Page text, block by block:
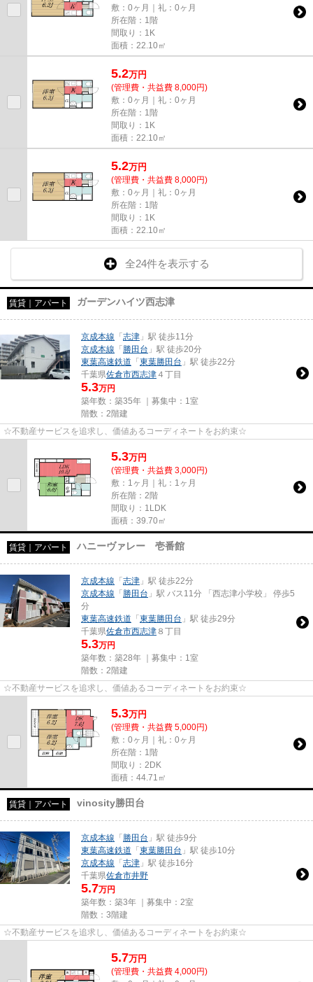
敷：0ヶ月｜礼：0ヶ月
所在階：1階
間取り：1K
面積：22.10㎡
5.2万円
(管理費・共益費 8,000円)
敷：0ヶ月｜礼：0ヶ月
所在階：1階
間取り：1K
面積：22.10㎡
5.2万円
(管理費・共益費 8,000円)
敷：0ヶ月｜礼：0ヶ月
所在階：1階
間取り：1K
面積：22.10㎡
全24件を表示する
賃貸｜アパート ガーデンハイツ西志津
京成本線 「志津 」駅 徒歩11分
京成本線 「勝田台 」駅 徒歩20分
東葉高速鉄道 「東葉勝田台 」駅 徒歩22分
千葉県佐倉市西志津 ４丁目
5.3万円
築年数：築35年 ｜募集中： 1室
階数：2階建
☆不動産サービスを追求し、価値あるコーディネートをお約束☆
5.3万円
(管理費・共益費 3,000円)
敷：1ヶ月｜礼：1ヶ月
所在階：2階
間取り：1LDK
面積：39.70㎡
賃貸｜アパート ハニーヴァレー 壱番館
京成本線 「志津 」駅 徒歩22分
京成本線 「勝田台 」駅 バス11分 「西志津小学校」 停歩5
分
東葉高速鉄道 「東葉勝田台 」駅 徒歩29分
千葉県佐倉市西志津 ８丁目
5.3万円
築年数：築28年 ｜募集中： 1室
階数：2階建
☆不動産サービスを追求し、価値あるコーディネートをお約束☆
5.3万円
(管理費・共益費 5,000円)
敷：0ヶ月｜礼：0ヶ月
所在階：1階
間取り：2DK
面積：44.71㎡
賃貸｜アパート vinosity勝田台
京成本線 「勝田台 」駅 徒歩9分
東葉高速鉄道 「東葉勝田台 」駅 徒歩10分
京成本線 「志津 」駅 徒歩16分
千葉県佐倉市井野
5.7万円
築年数：築3年 ｜募集中： 2室
階数：3階建
☆不動産サービスを追求し、価値あるコーディネートをお約束☆
5.7万円
(管理費・共益費 4,000円)